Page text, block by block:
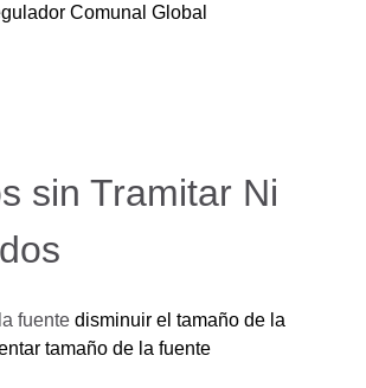
Comunal Global
sin Tramitar Ni
fuente disminuir el tamaño de la
tamaño de la fuente